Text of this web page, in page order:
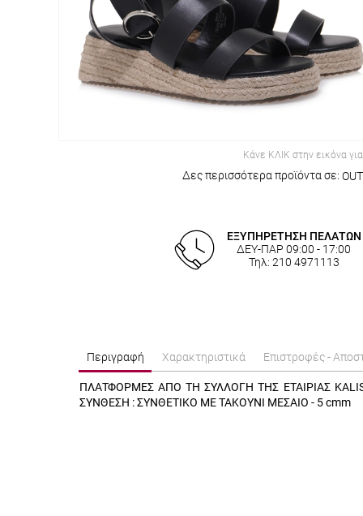
Κάνε ΚΛΙΚ στην εικόνα
Δες περισσότερα προϊόντα σε:
ΕΞΥΠΗΡΕΤΗΣΗ ΠΕΛΑΤΩΝ
ΔΕΥ-ΠΑΡ 09:00 - 17:00
Τηλ: 210 4971113
Περιγραφή Χαρακτηριστικά Επιστροφές -
ΠΛΑΤΦΟΡΜΕΣ ΑΠΟ ΤΗ ΣΥΛΛΟΓΗ ΤΗΣ ΕΤΑΙΡΙΑΣ
ΣΥΝΘΕΣΗ : ΣΥΝΘΕΤΙΚΟ ΜΕ ΤΑΚΟΥΝΙ ΜΕΣΑΙΟ - 5 cmm